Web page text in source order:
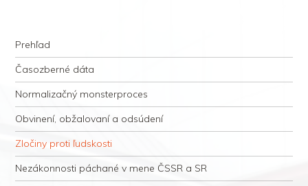
justície
Navigation
Skip to content
Prehľad
Časozberné dáta
Normalizačný monsterproces
Obvinení, obžalovaní a odsúdení
Zločiny proti ľudskosti
Nezákonnosti páchané v mene ČSSR a SR